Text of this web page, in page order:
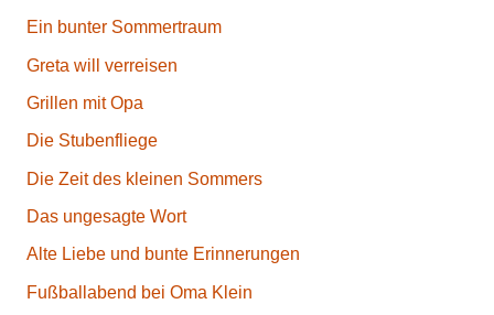
Ein bunter Sommertraum
Greta will verreisen
Grillen mit Opa
Die Stubenfliege
Die Zeit des kleinen Sommers
Das ungesagte Wort
Alte Liebe und bunte Erinnerungen
Fußballabend bei Oma Klein